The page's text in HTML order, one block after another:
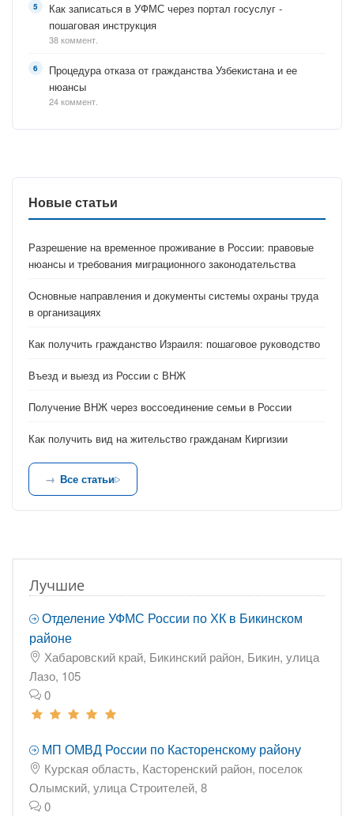
Как записаться в УФМС через портал госуслуг -
пошаговая инструкция
38 коммент.
Процедура отказа от гражданства Узбекистана и ее
нюансы
24 коммент.
Новые статьи
Разрешение на временное проживание в России: правовые
нюансы и требования миграционного законодательства
Основные направления и документы системы охраны труда
в организациях
Как получить гражданство Израиля: пошаговое руководство
Въезд и выезд из России с ВНЖ
Получение ВНЖ через воссоединение семьи в России
Как получить вид на жительство гражданам Киргизии
Все статьи
Лучшие
Отделение УФМС России по ХК в Бикинском
районе
Хабаровский край, Бикинский район, Бикин, улица
Лазо, 105
0
МП ОМВД России по Касторенскому району
Курская область, Касторенский район, поселок
Олымский, улица Строителей, 8
0